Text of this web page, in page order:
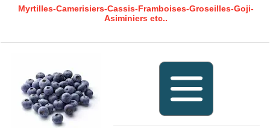
Myrtilles-Camerisiers-Cassis-Framboises-Groseilles-Goji-
Asiminiers etc..